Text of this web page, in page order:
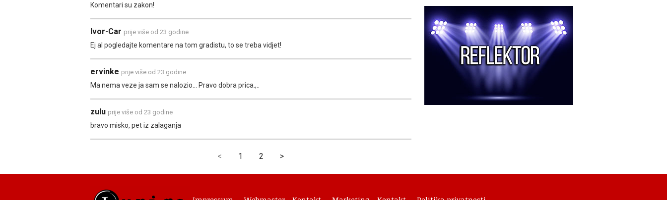
Komentari su zakon!
Ivor-Car prije više od 23 godine
Ej al pogledajte komentare na tom gradistu, to se treba vidjet!
ervinke prije više od 23 godine
Ma nema veze ja sam se nalozio... Pravo dobra prica.,..
zulu prije više od 23 godine
bravo misko, pet iz zalaganja
< 1 2 >